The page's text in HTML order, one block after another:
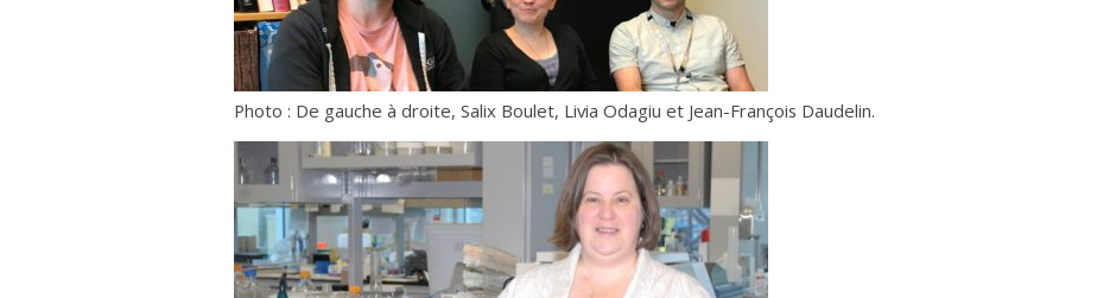
Photo : De gauche à droite, Salix Boulet, Livia Odagiu et Jean-François Daudelin.